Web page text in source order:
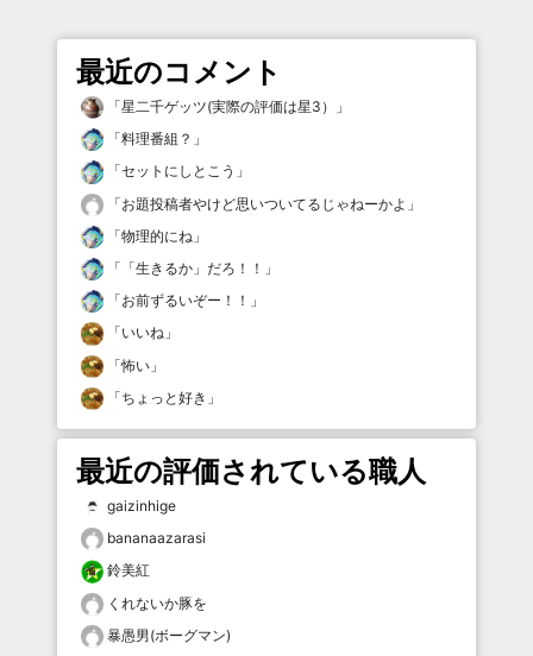
最近のコメント
「星二千ゲッツ(実際の評価は星3）
」
「料理番組？ 」
「セットにしとこう 」
「お題投稿者やけど思いついてるじゃねーかよ 」
「物理的にね 」
「 「生きるか」だろ！！ 」
「お前ずるいぞー！！ 」
「いいね 」
「怖い 」
「ちょっと好き 」
最近の評価されている職人
gaizinhige
bananaazarasi
鈴美紅
くれないか豚を
暴愚男(ボーグマン)